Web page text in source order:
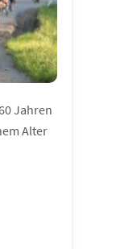
Jahren
Alter